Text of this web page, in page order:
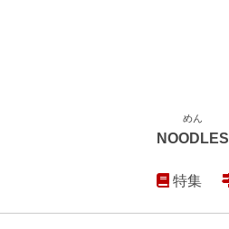
めん
NOODLES
特集